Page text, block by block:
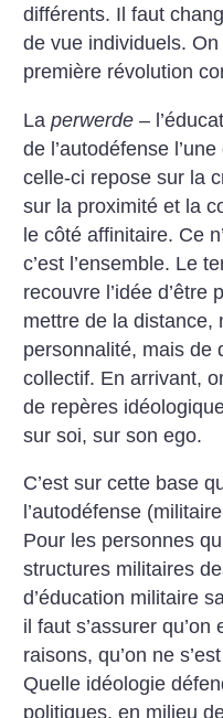
différents. Il faut
de vue individuels.
première révolution
Laperwerde –
de l’autodéfense
celle-ci repose sur la
sur la proximité et la
le côté affinitaire. Ce
c’est l’ensemble. Le
recouvre l’idée d’être
mettre de la distance,
personnalité, mais de
collectif. En arrivant,
de repères
sur soi, sur son ego.
C’est sur cette base
l’autodéfense
Pour les personnes
structures militaires
d’éducation militaire
il faut s’assurer
raisons, qu’on ne
Quelle idéologie
politiques, en milieu